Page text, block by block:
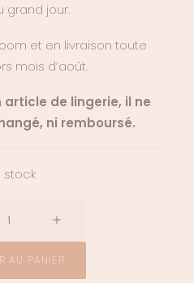
grand jour.
et en livraison toute
mois d’août.
de lingerie, il ne
ni remboursé.
stock
AU PANIER